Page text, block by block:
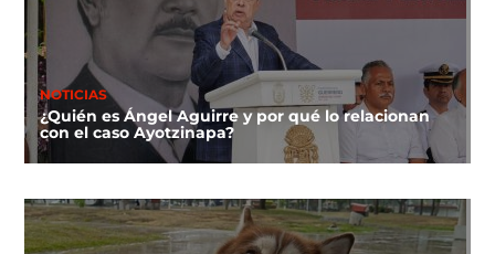
NOTICIAS
¿Quién es Ángel Aguirre y por qué lo relacionan
con el caso Ayotzinapa?